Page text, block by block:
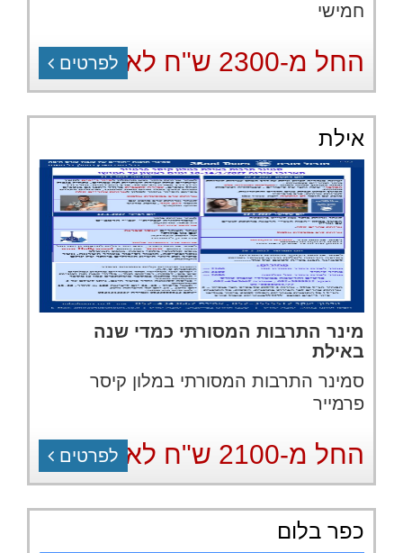
חמישי
החל מ-2300 ש"ח לאדם לפרטים
אילת
מינר התרבות המסורתי כמדי שנה
באילת
סמינר התרבות המסורתי במלון קיסר
פרמייר
החל מ-2100 ש"ח לאדם לפרטים
כפר בלום